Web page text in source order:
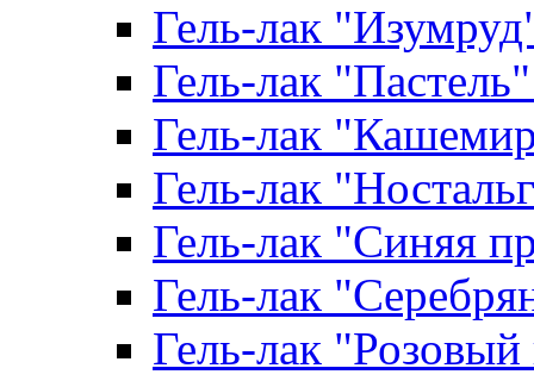
Гель-лак
Гель-лак
Гель-лак
Гель-лак
Гель-лак "Синяя
Гель-лак
Гель-лак